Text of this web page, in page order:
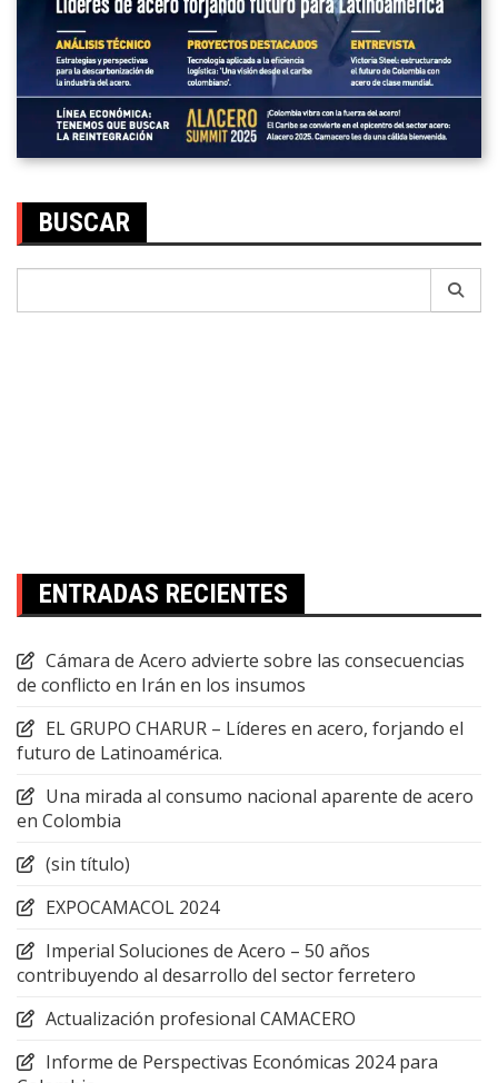
BUSCAR
ENTRADAS RECIENTES
Cámara de Acero advierte sobre las consecuencias
de conflicto en Irán en los insumos
EL GRUPO CHARUR – Líderes en acero, forjando el
futuro de Latinoamérica.
Una mirada al consumo nacional aparente de acero
en Colombia
(sin título)
EXPOCAMACOL 2024
Imperial Soluciones de Acero – 50 años
contribuyendo al desarrollo del sector ferretero
Actualización profesional CAMACERO
Informe de Perspectivas Económicas 2024 para